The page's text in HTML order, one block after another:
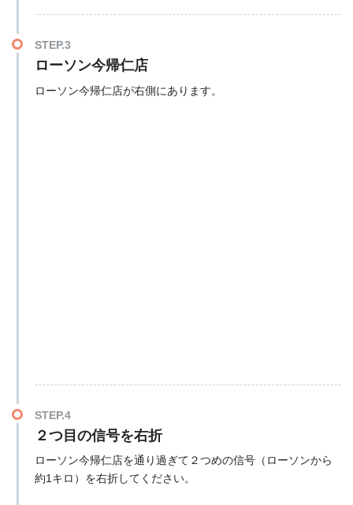
STEP.3
ローソン今帰仁店
ローソン今帰仁店が右側にあります。
STEP.4
２つ目の信号を右折
ローソン今帰仁店を通り過ぎて２つめの信号（ローソンから
約1キロ）を右折してください。